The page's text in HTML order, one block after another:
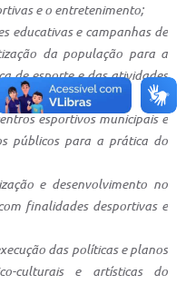
e o entretenimento;
educativas e campanhas de
da população para a
de esporte e das atividades
esportivos municipais e
públicos para a prática do
e desenvolvimento no
finalidades desportivas e
das políticas e planos
culturais e artísticas do